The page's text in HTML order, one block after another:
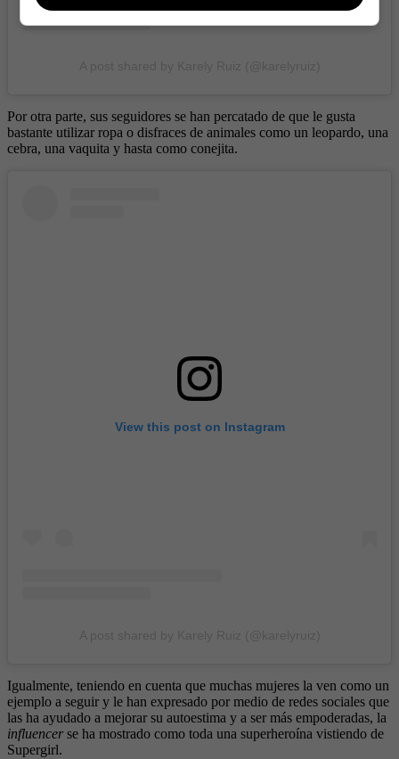
Por otra parte, sus seguidores se han percatado de que le gusta
bastante utilizar ropa o disfraces de animales como un leopardo, una
cebra, una vaquita y hasta como conejita.
View this post on Instagram
Igualmente, teniendo en cuenta que muchas mujeres la ven como un
ejemplo a seguir y le han expresado por medio de redes sociales que
las ha ayudado a mejorar su autoestima y a ser más empoderadas, la
influencer se ha mostrado como toda una superheroína vistiendo de
Supergirl.